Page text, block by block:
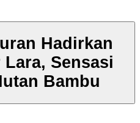
Hadirkan
Sensasi
Bambu